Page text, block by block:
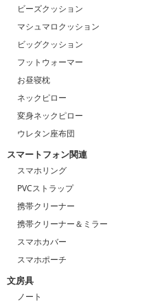
ビーズクッション
マシュマロクッション
ビッグクッション
フットウォーマー
お昼寝枕
ネックピロー
変身ネックピロー
ウレタン座布団
スマートフォン関連
スマホリング
PVCストラップ
携帯クリーナー
携帯クリーナー＆ミラー
スマホカバー
スマホポーチ
文房具
ノート